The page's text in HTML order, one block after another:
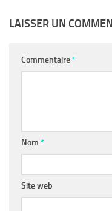
LAISSER UN
Commentaire*
Nom *
Site web